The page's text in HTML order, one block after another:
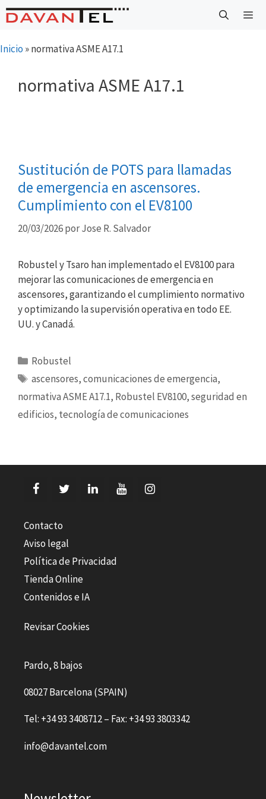
Saltar
al
Inicio »normativa ASME A17.1
normativa ASME A17.1
Sustitución de POTS para llamadas
de emergencia en ascensores.
Cumplimiento con el EV8100
20/03/2026porJose R. Salvador
Robustel y Tsaro han implementado el EV8100 para
mejorar las comunicaciones de emergencia en
ascensores, garantizando el cumplimiento normativo
y optimizando la supervisión operativa en todo EE.
UU. y Canadá.
Categorías
Robustel
Etiquetas
ascensores,comunicaciones de emergencia,
normativa ASME A17.1, Robustel EV8100,seguridad en
edificios, tecnología de comunicaciones
Contacto
Aviso legal
Política de Privacidad
Tienda Online
Contenidos e IA
Revisar Cookies
Pardo, 8 bajos
08027 Barcelona (SPAIN)
Tel: +34 93 3408712 – Fax: +34 93 3803342
info@davantel.com